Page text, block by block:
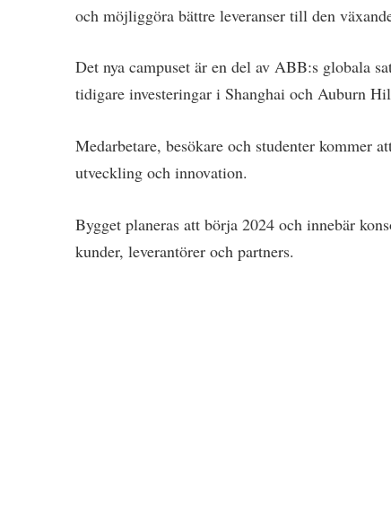
och möjliggöra bättre leveranser till den
Det nya campuset är en del av ABB:s globala
tidigare investeringar i Shanghai och Auburn
Medarbetare, besökare och studenter kommer
utveckling och innovation.
Bygget planeras att börja 2024 och innebär
kunder, leverantörer och partners.